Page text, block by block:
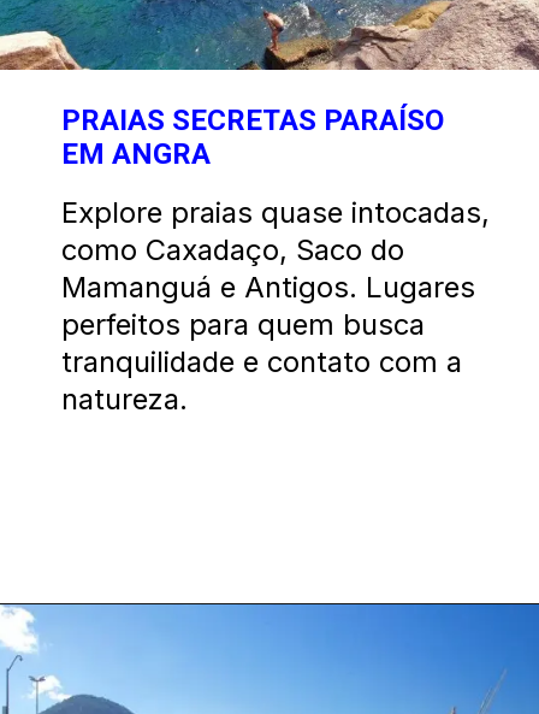
Explore praias quase intocadas,
como Caxadaço, Saco do
Mamanguá e Antigos. Lugares
perfeitos para quem busca
tranquilidade e contato com a
natureza.
PRAIAS SECRETAS PARAÍSO
EM ANGRA